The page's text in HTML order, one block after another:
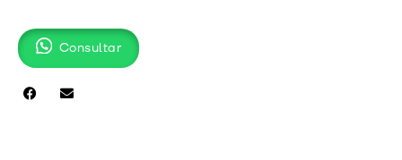
IT
Y
CALENDARIO
Consultar